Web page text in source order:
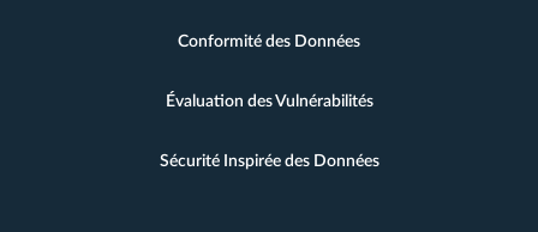
Conformité des Données
Évaluation des Vulnérabilités
Sécurité Inspirée des Données